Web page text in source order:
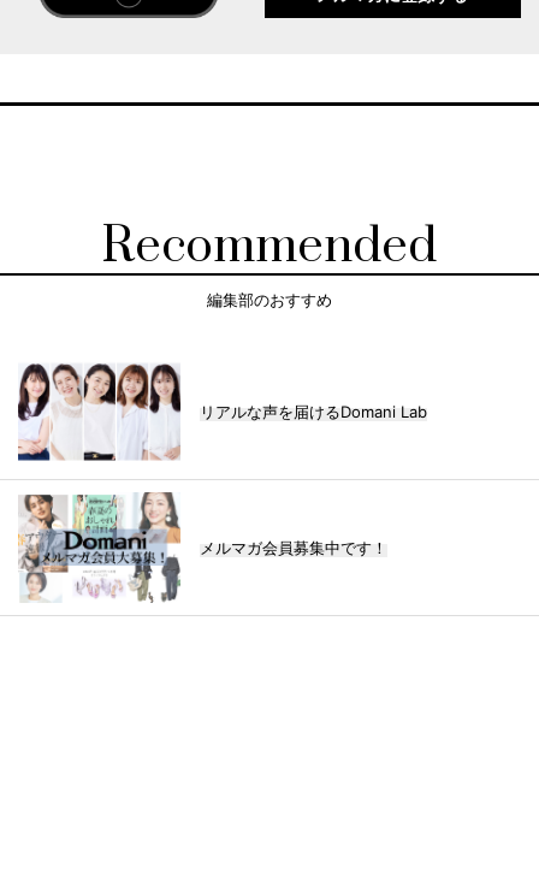
Recommended
編集部のおすすめ
リアルな声を届けるDomani Lab
メルマガ会員募集中です！